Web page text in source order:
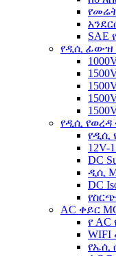
SAE
የዲሲ ፊውዝ
የዲሲ የወረዳ
የዲሲ
12V-
DC
ዲሲ
DC
AC ቀይር
የ AC
WIFI
የኤሲ